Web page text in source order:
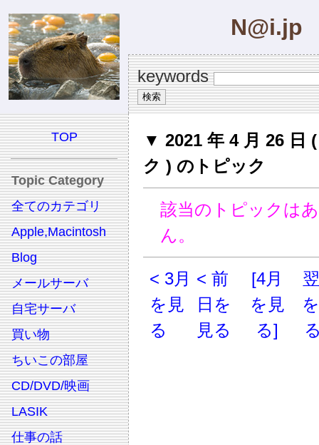
N@i.jp
keywords
TOP
Topic Category
全てのカテゴリ
Apple,Macintosh
Blog
メールサーバ
自宅サーバ
買い物
ちいこの部屋
CD/DVD/映画
LASIK
仕事の話
▼ 2021 年 4 月 26 日
ク ) のトピック
該当のトピックは
ん。
< 3月
を見
る
< 前
日を
見る
[4月
を見
る]